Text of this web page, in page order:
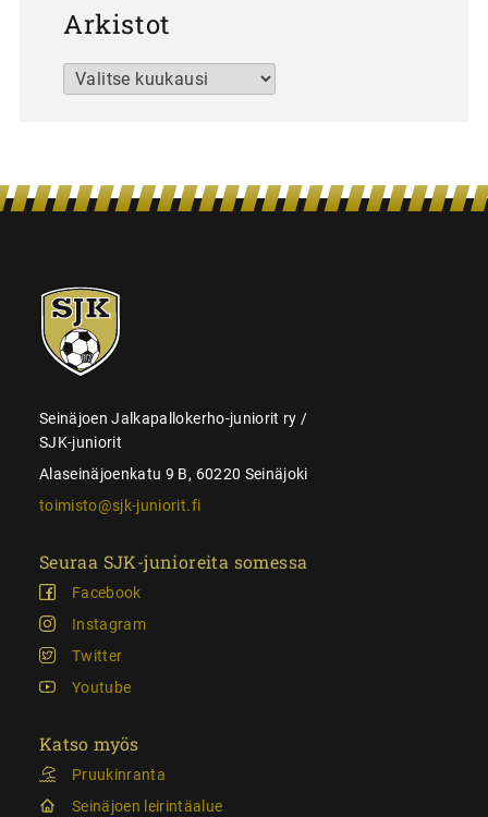
Arkistot
Arkistot
SJK-
juniorit
Seinäjoen Jalkapallokerho-juniorit ry /
SJK-juniorit
Alaseinäjoenkatu 9 B, 60220 Seinäjoki
toimisto@sjk-juniorit.fi
Seuraa SJK-junioreita somessa
Facebook
Instagram
Twitter
Youtube
Katso myös
Pruukinranta
Seinäjoen leirintäalue